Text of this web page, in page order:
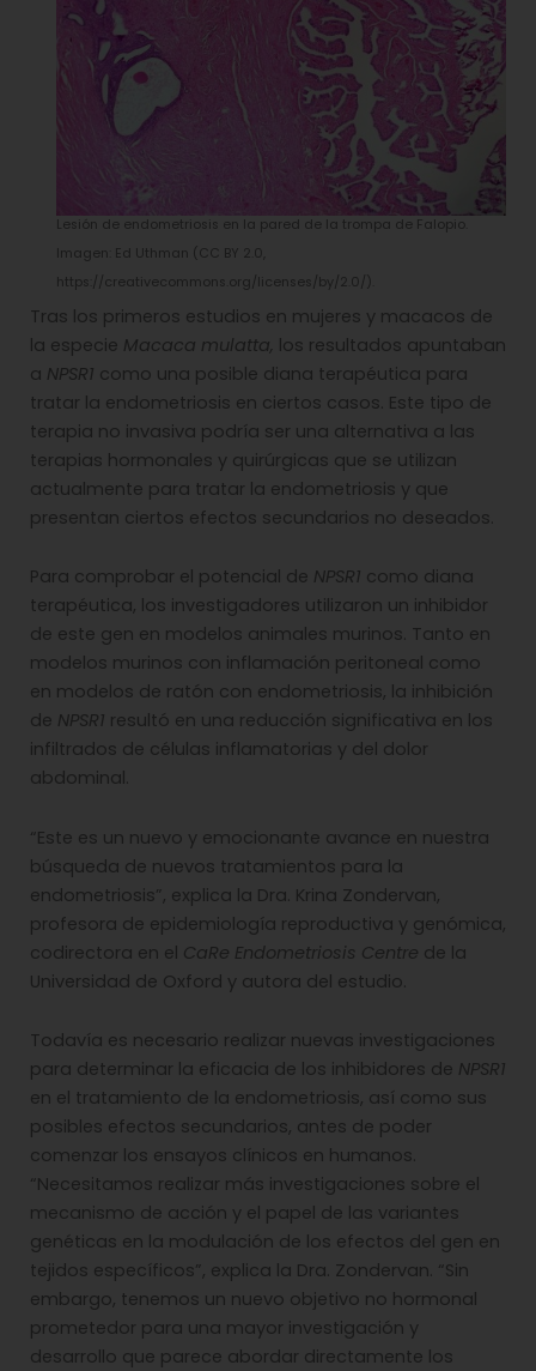
Lesión de endometriosis en la pared de la trompa de Falopio.
Imagen: Ed Uthman (CC BY 2.0,
https://creativecommons.org/licenses/by/2.0/).
Tras los primeros estudios en mujeres y macacos de
la especie Macaca mulatta, los resultados apuntaban
a NPSR1 como una posible diana terapéutica para
tratar la endometriosis en ciertos casos. Este tipo de
terapia no invasiva podría ser una alternativa a las
terapias hormonales y quirúrgicas que se utilizan
actualmente para tratar la endometriosis y que
presentan ciertos efectos secundarios no deseados.
Para comprobar el potencial de NPSR1 como diana
terapéutica, los investigadores utilizaron un inhibidor
de este gen en modelos animales murinos. Tanto en
modelos murinos con inflamación peritoneal como
en modelos de ratón con endometriosis, la inhibición
de NPSR1 resultó en una reducción significativa en los
infiltrados de células inflamatorias y del dolor
abdominal.
“Este es un nuevo y emocionante avance en nuestra
búsqueda de nuevos tratamientos para la
endometriosis”, explica la Dra. Krina Zondervan,
profesora de epidemiología reproductiva y genómica,
codirectora en el CaRe Endometriosis Centre de la
Universidad de Oxford y autora del estudio.
Todavía es necesario realizar nuevas investigaciones
para determinar la eficacia de los inhibidores de NPSR1
en el tratamiento de la endometriosis, así como sus
posibles efectos secundarios, antes de poder
comenzar los ensayos clínicos en humanos.
“Necesitamos realizar más investigaciones sobre el
mecanismo de acción y el papel de las variantes
genéticas en la modulación de los efectos del gen en
tejidos específicos”, explica la Dra. Zondervan. “Sin
embargo, tenemos un nuevo objetivo no hormonal
prometedor para una mayor investigación y
desarrollo que parece abordar directamente los